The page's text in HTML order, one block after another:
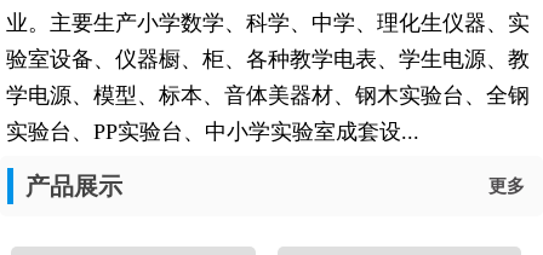
业。主要生产小学数学、科学、中学、理化生仪器、实
验室设备、仪器橱、柜、各种教学电表、学生电源、教
学电源、模型、标本、音体美器材、钢木实验台、全钢
实验台、PP实验台、中小学实验室成套设...
产品展示 更多